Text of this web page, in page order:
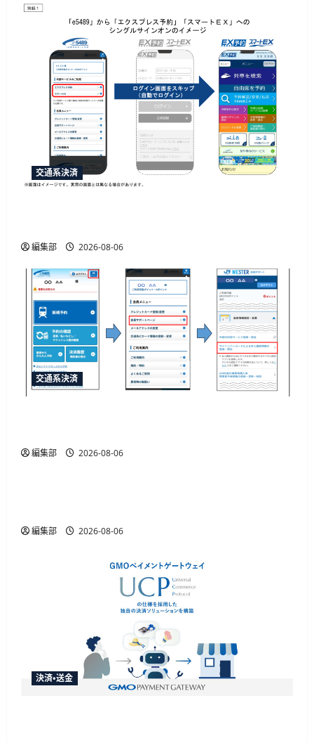
交通系決済
編集部 2026-08-06
交通系決済
編集部 2026-08-06
ID・規制
編集部 2026-08-06
決済・送金